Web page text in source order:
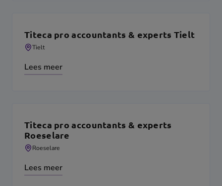
Titeca pro accountants & experts Tielt
Tielt
Lees meer
Titeca pro accountants & experts
Roeselare
Roeselare
Lees meer